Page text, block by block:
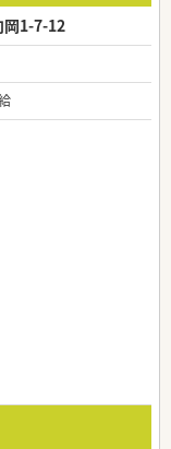
岡1-7-12